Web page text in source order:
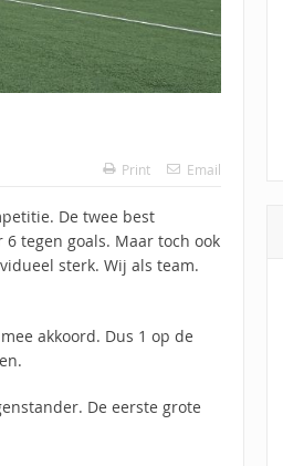
Print Email
De twee best
tegen goals. Maar toch ook
sterk. Wij als team.
akkoord. Dus 1 op de
De eerste grote